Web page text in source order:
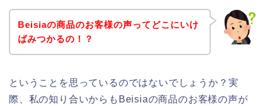
Beisiaの商品のお客様の声ってどこにいけ
ばみつかるの！？
ということを思っているのではないでしょうか？実
際、私の知り合いからもBeisiaの商品のお客様の声が